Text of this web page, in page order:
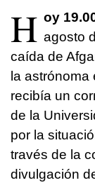
H oy
agosto
caída de
la astrónoma
recibía un
de la
por la
través de la
divulgación